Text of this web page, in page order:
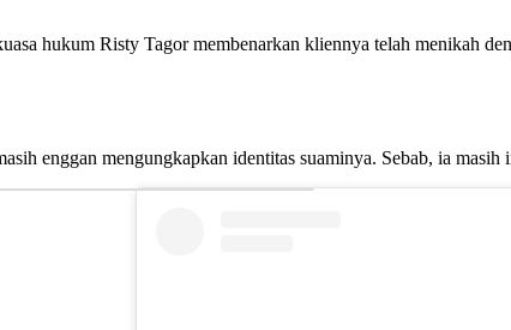
hukum Risty Tagor membenarkan kliennya telah menikah
enggan mengungkapkan identitas suaminya. Sebab, ia masih